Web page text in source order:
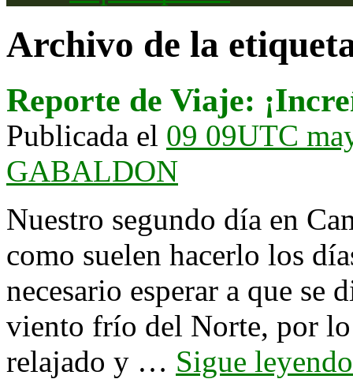
Archivo de la
Reporte de Viaje:
Publicada el 09 09UTC
GABALDON
Nuestro segundo día en
como suelen hacerlo los
necesario esperar a que
viento frío del Norte, por
relajado y … Sigue